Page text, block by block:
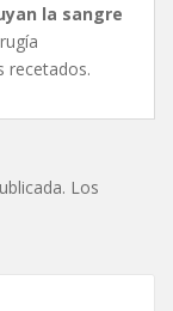
la sangre
recetados.
Los